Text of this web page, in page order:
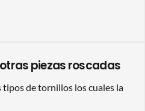
piezas roscadas
de tornillos los cuales la